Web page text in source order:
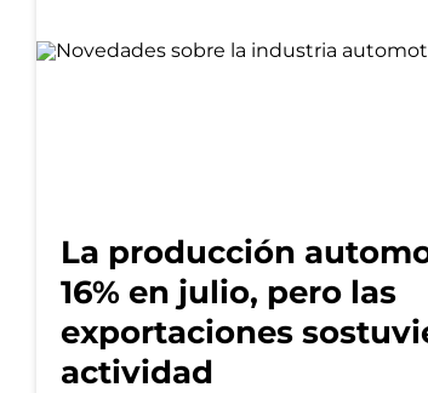
La producción
16% en julio, pero las
exportaciones
actividad